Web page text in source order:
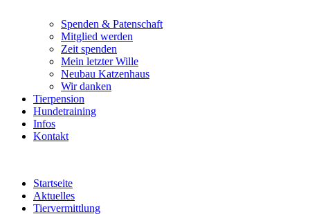
Spenden & Patenschaft
Mitglied werden
Zeit spenden
Mein letzter Wille
Neubau Katzenhaus
Wir danken
Tierpension
Hundetraining
Infos
Kontakt
Startseite
Aktuelles
Tiervermittlung